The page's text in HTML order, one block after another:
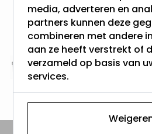
Gratis verzending +
Vanaf EUR100,- naar NL & BE
& 100 dagen recht op retour
Altijd uit eigen voorraad
media, adverteren en
partners kunnen deze
combineren met andere
aan ze heeft verstrekt of
verzameld op basis van
services.